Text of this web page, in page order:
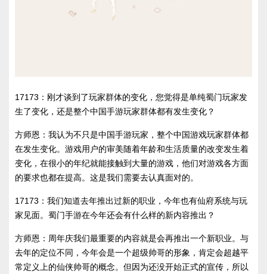
17173：刚才谈到了玩家群体的变化，您觉得是单纯蜀门玩家发
生了变化，还是整个中国手游玩家群体都有发生变化？
方师恩：我认为不只是中国手游玩家，整个中国游戏玩家群体都
在发生变化。游戏用户的审美随着年龄和生活质量的改变发生着
变化，在很小的年纪就能接触到大量的游戏，他们对游戏各方面
的要求也都在提高。这是我们需要去认真面对的。
17173：我们知道去年推出过新的职业，今年也有仙府系统与玩
家见面。蜀门手游在今年还会有什么样的新内容推出？
方师恩：周年庆我们最重要的内容就是会再推出一个新职业。与
去年的定位不同，今年会是一个超级帅哥的形象，肯定会超越平
常定义上的仙侠帅哥的概念。但因为还没开始正式的宣传，所以